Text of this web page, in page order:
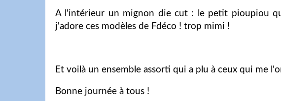
A l'intérieur un mignon die cut : le petit pioupiou
j'adore ces modèles de Fdéco ! trop mimi !
Et voilà un ensemble assorti qui a plu à ceux qui me
Bonne journée à tous !